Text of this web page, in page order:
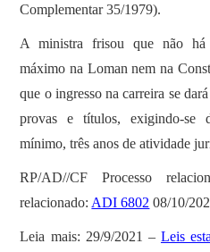
Complementar 35/1979).
A ministra frisou que não há
máximo na Loman nem na
que o ingresso na carreira se
provas e títulos, exigindo-se
mínimo, três anos de atividade
RP/AD//CF Processo
relacionado: ADI 6802 08/10/
Leia mais: 29/9/2021 – Leis